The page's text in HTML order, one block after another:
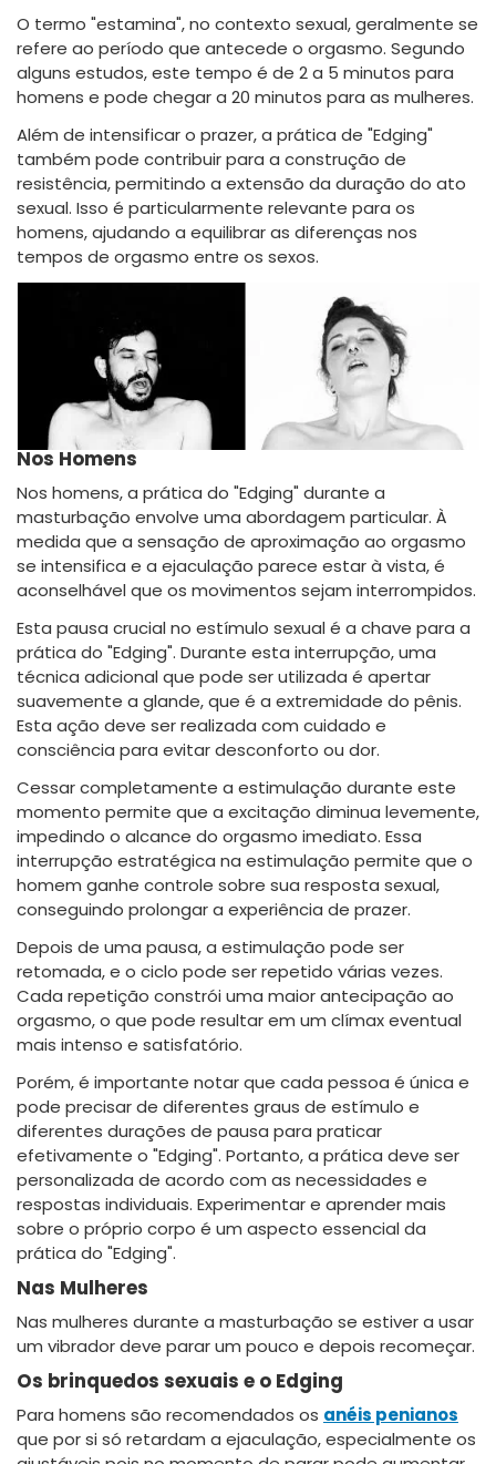
O termo "estamina", no contexto sexual, geralmente se
refere ao período que antecede o orgasmo. Segundo
alguns estudos, este tempo é de 2 a 5 minutos para
homens e pode chegar a 20 minutos para as mulheres.
Além de intensificar o prazer, a prática de "Edging"
também pode contribuir para a construção de
resistência, permitindo a extensão da duração do ato
sexual. Isso é particularmente relevante para os
homens, ajudando a equilibrar as diferenças nos
tempos de orgasmo entre os sexos.
Nos Homens
Nos homens, a prática do "Edging" durante a
masturbação envolve uma abordagem particular. À
medida que a sensação de aproximação ao orgasmo
se intensifica e a ejaculação parece estar à vista, é
aconselhável que os movimentos sejam interrompidos.
Esta pausa crucial no estímulo sexual é a chave para a
prática do "Edging". Durante esta interrupção, uma
técnica adicional que pode ser utilizada é apertar
suavemente a glande, que é a extremidade do pênis.
Esta ação deve ser realizada com cuidado e
consciência para evitar desconforto ou dor.
Cessar completamente a estimulação durante este
momento permite que a excitação diminua levemente,
impedindo o alcance do orgasmo imediato. Essa
interrupção estratégica na estimulação permite que o
homem ganhe controle sobre sua resposta sexual,
conseguindo prolongar a experiência de prazer.
Depois de uma pausa, a estimulação pode ser
retomada, e o ciclo pode ser repetido várias vezes.
Cada repetição constrói uma maior antecipação ao
orgasmo, o que pode resultar em um clímax eventual
mais intenso e satisfatório.
Porém, é importante notar que cada pessoa é única e
pode precisar de diferentes graus de estímulo e
diferentes durações de pausa para praticar
efetivamente o "Edging". Portanto, a prática deve ser
personalizada de acordo com as necessidades e
respostas individuais. Experimentar e aprender mais
sobre o próprio corpo é um aspecto essencial da
prática do "Edging".
Nas Mulheres
Nas mulheres durante a masturbação se estiver a usar
um vibrador deve parar um pouco e depois recomeçar.
Os brinquedos sexuais e o Edging
Para homens são recomendados os anéis penianos
que por si só retardam a ejaculação, especialmente os